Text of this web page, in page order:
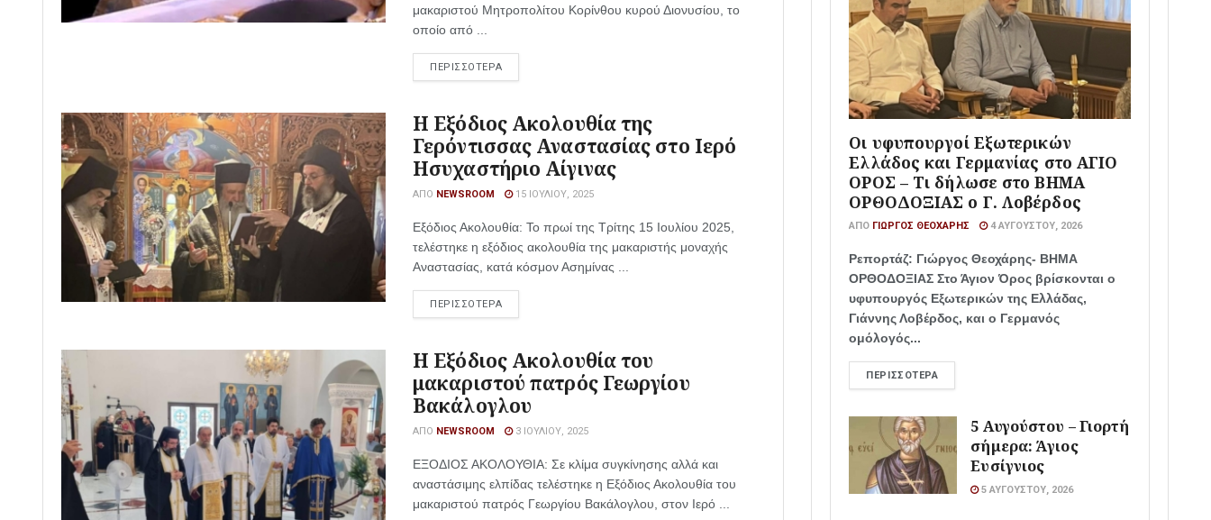
μακαριστού Μητροπολίτου Κορίνθου κυρού Διονυσίου, το
οποίο από ...
ΠΕΡΙΣΣΟΤΕΡΑ
Η Εξόδιος Ακολουθία της
Γερόντισσας Αναστασίας στο Ιερό
Ησυχαστήριο Αίγινας
ΑΠΌ NEWSROOM 15 ΙΟΥΛΊΟΥ, 2025
Εξόδιος Ακολουθία: Το πρωί της Τρίτης 15 Ιουλίου 2025,
τελέστηκε η εξόδιος ακολουθία της μακαριστής μοναχής
Αναστασίας, κατά κόσμον Ασημίνας ...
ΠΕΡΙΣΣΟΤΕΡΑ
Η Εξόδιος Ακολουθία του
μακαριστού πατρός Γεωργίου
Βακάλογλου
ΑΠΌ NEWSROOM 3 ΙΟΥΛΊΟΥ, 2025
ΕΞΟΔΙΟΣ ΑΚΟΛΟΥΘΙΑ: Σε κλίμα συγκίνησης αλλά και
αναστάσιμης ελπίδας τελέστηκε η Εξόδιος Ακολουθία του
μακαριστού πατρός Γεωργίου Βακάλογλου, στον Ιερό ...
Οι υφυπουργοί Εξωτερικών
Ελλάδος και Γερμανίας στο ΑΓΙΟ
ΟΡΟΣ – Τι δήλωσε στο ΒΗΜΑ
ΟΡΘΟΔΟΞΙΑΣ ο Γ. Λοβέρδος
ΑΠΌ ΓΙΏΡΓΟΣ ΘΕΟΧΆΡΗΣ 4 ΑΥΓΟΎΣΤΟΥ, 2026
Ρεπορτάζ: Γιώργος Θεοχάρης- ΒΗΜΑ
ΟΡΘΟΔΟΞΙΑΣ Στο Άγιον Όρος βρίσκονται ο
υφυπουργός Εξωτερικών της Ελλάδας,
Γιάννης Λοβέρδος, και ο Γερμανός
ομόλογός...
ΠΕΡΙΣΣΌΤΕΡΑ
5 Αυγούστου – Γιορτή
σήμερα: Άγιος
Ευσίγνιος
5 ΑΥΓΟΎΣΤΟΥ, 2026